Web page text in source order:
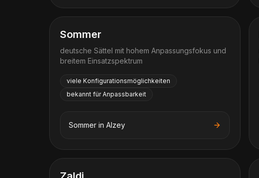
Sommer
deutsche Sättel mit hohem Anpassungsfokus und
breitem Einsatzspektrum
viele Konfigurationsmöglichkeiten
bekannt für Anpassbarkeit
Sommer in Alzey